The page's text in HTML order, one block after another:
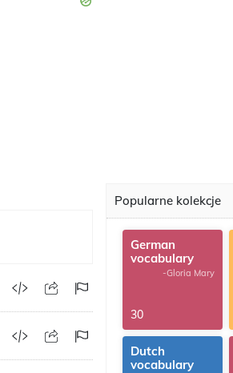
Popularne kolekcje
German
vocabulary
-Gloria Mary
30
Dutch
vocabulary